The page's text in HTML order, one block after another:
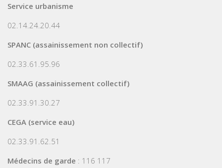
Service urbanisme
02.14.24.20.44
SPANC (assainissement non collectif)
02.33.61.95.96
SMAAG (assainissement collectif)
02.33.91.30.27
CEGA (service eau)
02.33.91.62.51
Médecins de garde : 116 117